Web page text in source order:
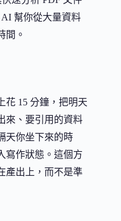
幫你從大量資料
間。
花 15 分鐘，把明天
來、要引用的資料
天你坐下來的時
寫作狀態。這個方
產出上，而不是準